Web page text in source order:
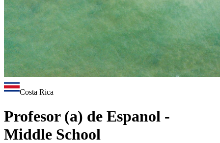
Costa Rica
Profesor (a) de Espanol -
Middle School